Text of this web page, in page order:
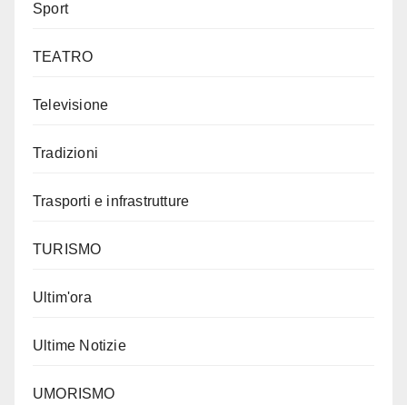
Sport
TEATRO
Televisione
Tradizioni
Trasporti e infrastrutture
TURISMO
Ultim'ora
Ultime Notizie
UMORISMO